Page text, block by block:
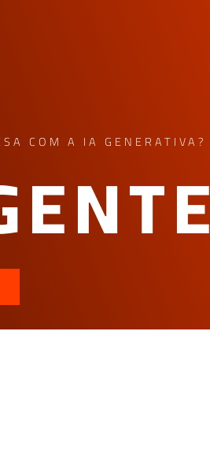
COM A IA GENERATIVA?